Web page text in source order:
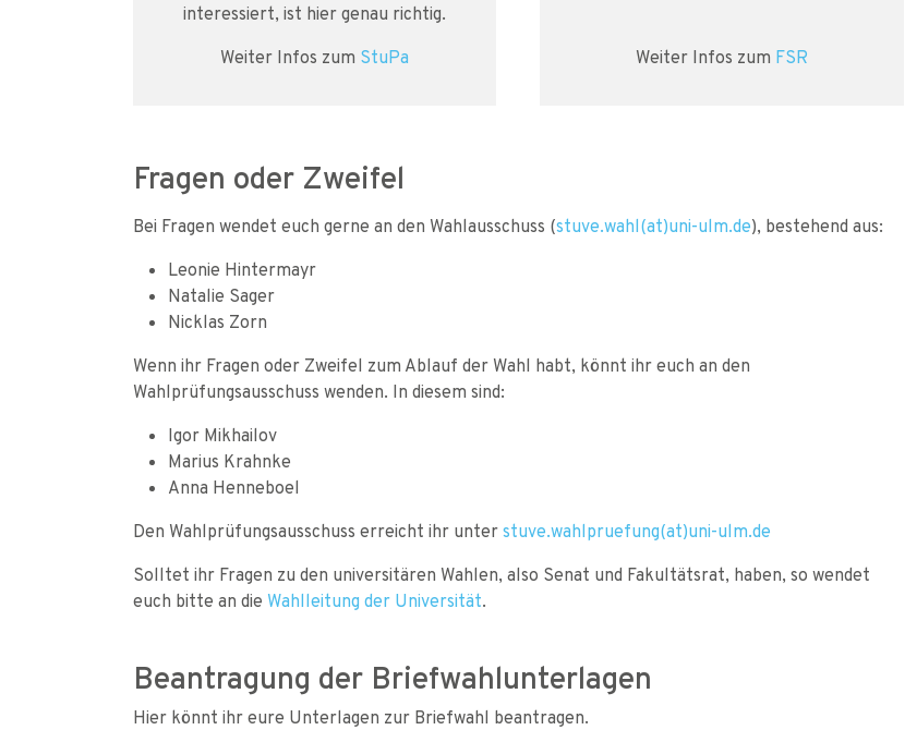
interessiert, ist hier genau richtig.
Weiter Infos zum StuPa Weiter Infos zum FSR
Fragen oder Zweifel
Bei Fragen wendet euch gerne an den Wahlausschuss (stuve.wahl(at)uni-ulm.de), bestehend aus:
Leonie Hintermayr
Natalie Sager
Nicklas Zorn
Wenn ihr Fragen oder Zweifel zum Ablauf der Wahl habt, könnt ihr euch an den
Wahlprüfungsausschuss wenden. In diesem sind:
Igor Mikhailov
Marius Krahnke
Anna Henneboel
Den Wahlprüfungsausschuss erreicht ihr unterstuve.wahlpruefung(at)uni-ulm.de
Solltet ihr Fragen zu den universitären Wahlen, also Senat und Fakultätsrat, haben, so wendet
euch bitte an die Wahlleitung der Universität.
Beantragung der Briefwahlunterlagen
Hier könnt ihr eure Unterlagen zur Briefwahl beantragen.